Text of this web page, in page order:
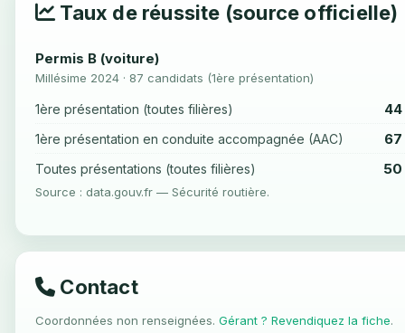
Taux de réussite (source officielle)
Permis B (voiture)
Millésime 2024 · 87 candidats (1ère présentation)
1ère présentation (toutes filières) 44
1ère présentation en conduite accompagnée (AAC) 67
Toutes présentations (toutes filières) 50
Source : data.gouv.fr — Sécurité routière.
Contact
Coordonnées non renseignées. Gérant ? Revendiquez la fiche.